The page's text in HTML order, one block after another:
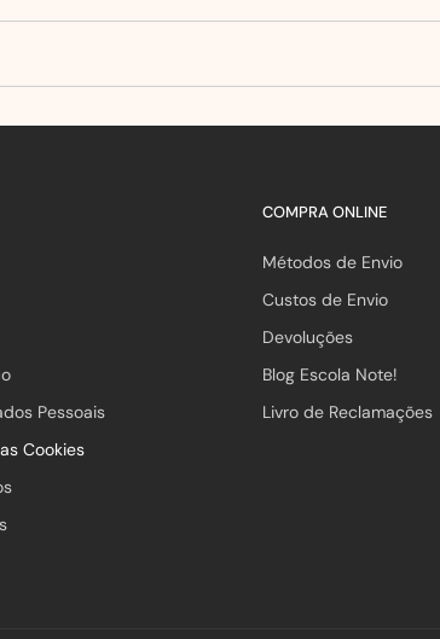
Pessoais
Cookies
COMPRA ONLINE
Métodos de Envio
Custos de Envio
Devoluções
Blog Escola Note!
Livro de Reclamações